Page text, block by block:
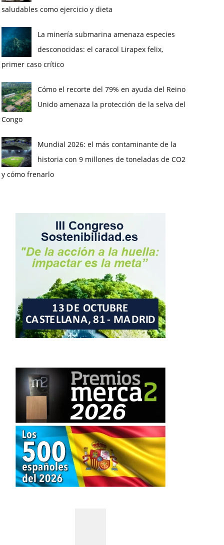
saludables como ejercicio y dieta
La minería submarina amenaza especies
desconocidas: el caracol Lirapex felix,
primer caso crítico
Cómo el recorte del 79% en ayuda del Reino
Unido amenaza la protección de la selva del
Congo
Mundial 2026: el más contaminante de la
historia con 9 millones de toneladas de CO2
y cómo frenarlo